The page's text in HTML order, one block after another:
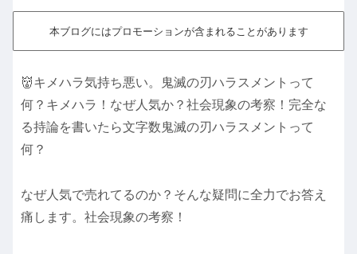
本ブログにはプロモーションが含まれることがあります
👹キメハラ気持ち悪い。鬼滅の刃ハラスメントって
何？キメハラ！なぜ人気か？社会現象の考察！完全な
る持論を書いたら文字数鬼滅の刃ハラスメントって
何？
なぜ人気で売れてるのか？そんな疑問に全力でお答え
痛します。社会現象の考察！